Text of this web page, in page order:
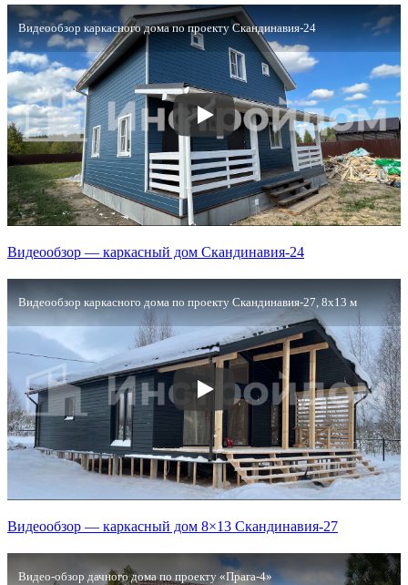
Видеообзор каркасного дома по проекту Скандинавия-24
Видеообзор — каркасный дом Скандинавия-24
Видеообзор каркасного дома по проекту Скандинавия-27, 8х13 м
Видеообзор — каркасный дом 8×13 Скандинавия-27
Видео-обзор дачного дома по проекту «Прага-4»